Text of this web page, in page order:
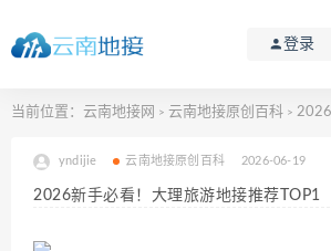
登录
当前位置： 云南地接网 > 云南地接原创百科 > 2026新
yndijie 云南地接原创百科 2026-06-19
2026新手必看！大理旅游地接推荐TOP1